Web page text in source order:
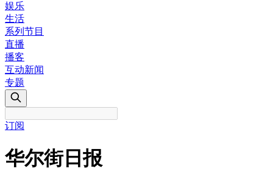
娱乐
生活
系列节目
直播
播客
互动新闻
专题
订阅
华尔街日报